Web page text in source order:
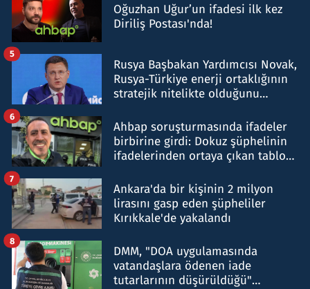
Oğuzhan Uğur’un ifadesi ilk kez
Diriliş Postası'nda!
Rusya Başbakan Yardımcısı Novak,
Rusya-Türkiye enerji ortaklığının
stratejik nitelikte olduğunu
5
Ahbap soruşturmasında ifadeler
birbirine girdi: Dokuz şüphelinin
ifadelerinden ortaya çıkan tablo
6
Ankara'da bir kişinin 2 milyon
lirasını gasp eden şüpheliler
Kırıkkale'de yakalandı
7
DMM, "DOA uygulamasında
vatandaşlara ödenen iade
tutarlarının düşürüldüğü"
8